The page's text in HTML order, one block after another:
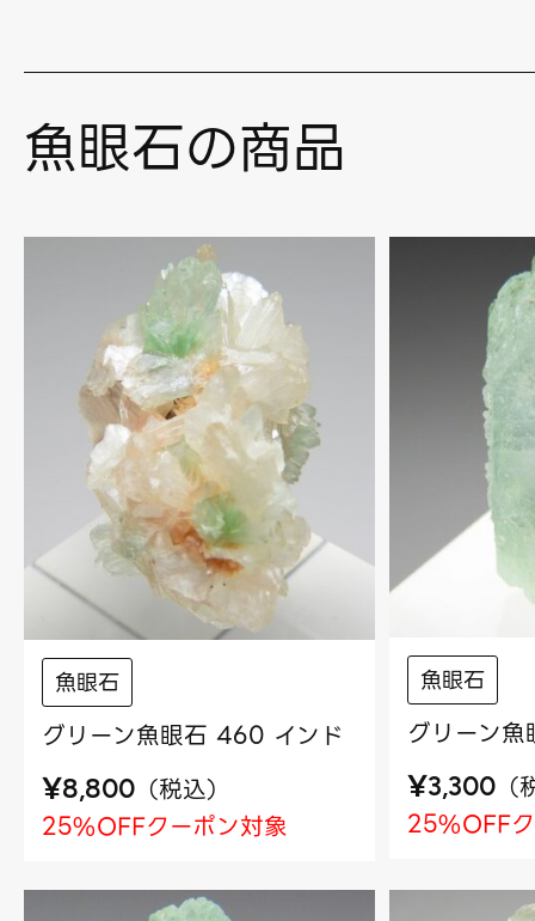
魚眼石の商品
魚眼石
グリーン魚眼石 460 インド
¥8,800 （税込）
25%OFFクーポン対象
魚眼石
グリーン
¥3,300 （
25%OFF